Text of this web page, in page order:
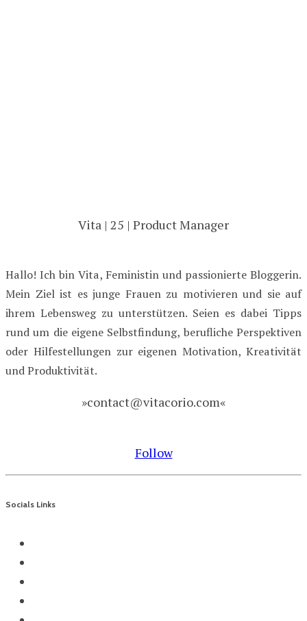
Vita | 25 | Product Manager
Hallo! Ich bin Vita, Feministin und passionierte Bloggerin.
Mein Ziel ist es junge Frauen zu motivieren und sie auf
ihrem Lebensweg zu unterstützen. Seien es dabei Tipps
rund um die eigene Selbstfindung, berufliche Perspektiven
oder Hilfestellungen zur eigenen Motivation, Kreativität
und Produktivität.
»contact@vitacorio.com«
Follow
Socials Links